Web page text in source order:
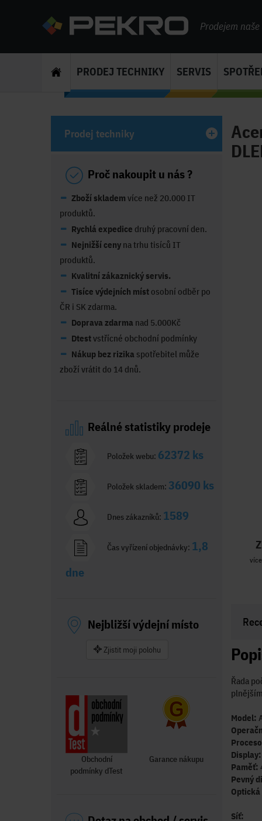
Prodejem
PRODEJ TECHNIKY SERVIS
Řada
Model:
Display:
Paměť:
Pevný
Síť:
Prodej techniky
Proč nakoupit u nás ?
Zboží skladem více než 20.000 IT
produktů.
Rychlá expedice druhý pracovní den.
Nejnižší ceny na trhu tisíců IT
produktů.
Kvalitní zákaznický servis.
Tisíce výdejních míst osobní odběr po
ČR i SK zdarma.
Doprava zdarma nad 5.000Kč
Dtestvstřícné obchodní podmínky
Nákup bez rizika spotřebitel může
zboží vrátit do 14 dnů.
Reálné statistiky prodeje
Položek webu: 62372 ks
Položek skladem: 36090 ks
Dnes zákazníků: 1589
Čas vyřízení objednávky: 1,8
dne
Nejbližší výdejní místo
Zjistit moji polohu
Obchodní
podmínky dTest
Garance nákupu